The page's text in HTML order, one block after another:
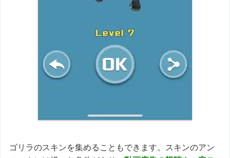
ゴリラのスキンを集めることもできます。スキンのアン